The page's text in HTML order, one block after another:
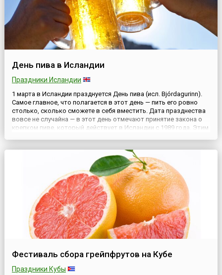
День пива в Исландии
Праздники Исландии
1 марта в Исландии празднуется День пива (исл. Bjórdagurinn).
Самое главное, что полагается в этот день — пить его ровно
столько, сколько сможете в себя вместить. Дата празднества
вовсе не случайна — в этот день отмечают принятие закона о
крепком пиве, который действует в Исландии с 1989 года. Этим
Фестиваль сбора грейпфрутов на Кубе
Праздники Кубы